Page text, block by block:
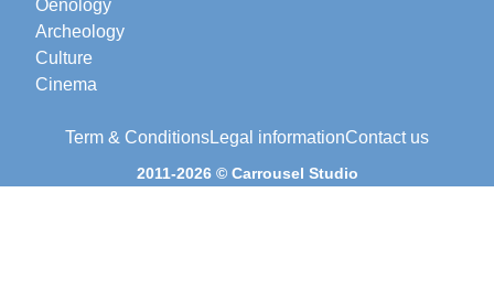
Oenology
Archeology
Culture
Cinema
Term & ConditionsLegal informationContact us
2011-2026 © Carrousel Studio